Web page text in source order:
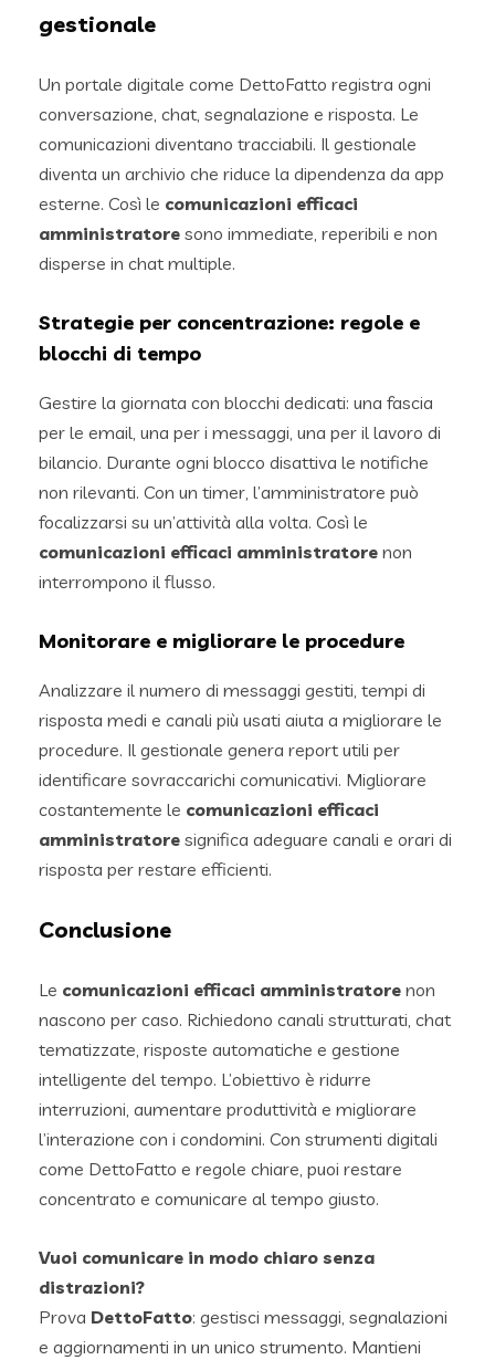
gestionale
Un portale digitale come DettoFatto registra ogni
conversazione, chat, segnalazione e risposta. Le
comunicazioni diventano tracciabili. Il gestionale
diventa un archivio che riduce la dipendenza da app
esterne. Così le comunicazioni efficaci
amministratore sono immediate, reperibili e non
disperse in chat multiple.
Strategie per concentrazione: regole e
blocchi di tempo
Gestire la giornata con blocchi dedicati: una fascia
per le email, una per i messaggi, una per il lavoro di
bilancio. Durante ogni blocco disattiva le notifiche
non rilevanti. Con un timer, l’amministratore può
focalizzarsi su un’attività alla volta. Così le
comunicazioni efficaci amministratore non
interrompono il flusso.
Monitorare e migliorare le procedure
Analizzare il numero di messaggi gestiti, tempi di
risposta medi e canali più usati aiuta a migliorare le
procedure. Il gestionale genera report utili per
identificare sovraccarichi comunicativi. Migliorare
costantemente le comunicazioni efficaci
amministratore significa adeguare canali e orari di
risposta per restare efficienti.
Conclusione
Le comunicazioni efficaci amministratore non
nascono per caso. Richiedono canali strutturati, chat
tematizzate, risposte automatiche e gestione
intelligente del tempo. L’obiettivo è ridurre
interruzioni, aumentare produttività e migliorare
l’interazione con i condomini. Con strumenti digitali
come DettoFatto e regole chiare, puoi restare
concentrato e comunicare al tempo giusto.
Vuoi comunicare in modo chiaro senza
distrazioni?
Prova DettoFatto: gestisci messaggi, segnalazioni
e aggiornamenti in un unico strumento. Mantieni